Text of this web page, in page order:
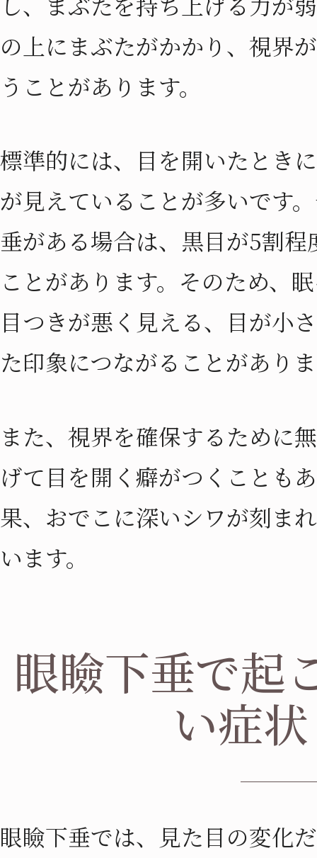
の上にまぶたがかかり、視界
うことがあります。
標準的には、目を開いたとき
が見えていることが多いです
垂がある場合は、黒目が5割
ことがあります。そのため、
目つきが悪く見える、目が小
た印象につながることがあり
また、視界を確保するために
げて目を開く癖がつくことも
果、おでこに深いシワが刻ま
います。
眼瞼下垂で起
い症状
眼瞼下垂では、見た目の変化